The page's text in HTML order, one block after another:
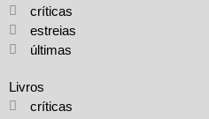
críticas
estreias
últimas
Livros
críticas